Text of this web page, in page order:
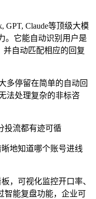
GPT, Claude等顶级大模
。它能自动识别用户是
并自动匹配相应的回复
多停留在简单的自动回
法处理复杂的非标咨
投流都有迹可循
地知道哪个账号进线
，可视化监控开口率、
智能复盘功能，企业可